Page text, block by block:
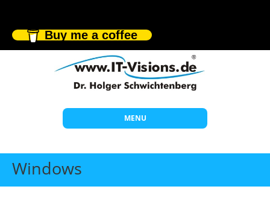
Buy me a coffee
MENU
Start
Themen
Windows